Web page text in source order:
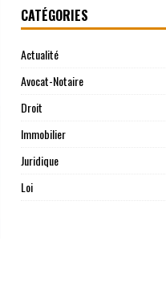
CATÉGORIES
Actualité
Avocat-Notaire
Droit
Immobilier
Juridique
Loi